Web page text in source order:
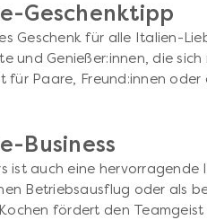
Geschenktipp
Geschenk für alle Italien-
und Genießer:innen, die
für Paare, Freund:innen oder
Business
ist auch eine hervorragende
Betriebsausflug oder als
fördert den